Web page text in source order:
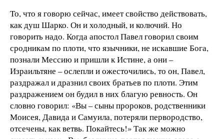
То, что я говорю сейчас, имеет свойство действовать,
как душ Шарко. Он и холодный, и колючий. Но
говорить надо. Когда апостол Павел говорил своим
сродникам по плоти, что язычники, не искавшие Бога,
познали Мессию и пришли к Истине, а они –
Израильтяне – ослепли и ожесточились, то он, Павел,
раздражал и дразнил своих братьев по плоти. Этим
раздражением он будил в них благую ревность. Он
словно говорил: «Вы – сыны пророков, родственники
Моисея, Давида и Самуила, потеряли первородство,
отсечены, как ветвь. Покайтесь!» Так же можно